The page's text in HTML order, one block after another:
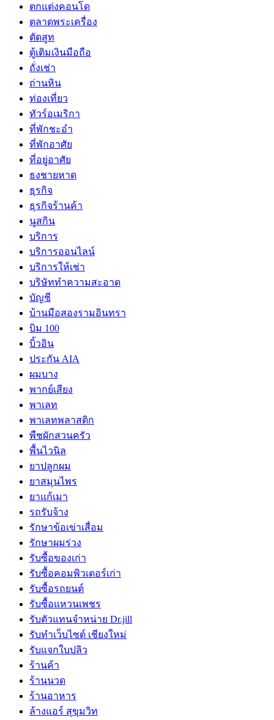
ตกแต่งคอนโด
ตลาดพระเครื่อง
ตัดสูท
ตู้เติมเงินมือถือ
ถั่งเช่า
ถ่านหิน
ท่องเที่ยว
ทัวร์อเมริกา
ที่พักชะอำ
ที่พักอาศัย
ที่อยู่อาศัย
ธงชายหาด
ธุรกิจ
ธุรกิจร้านค้า
นูสกิน
บริการ
บริการออนไลน์
บริการให้เช่า
บริษัททำความสะอาด
บัญชี
บ้านมือสองรามอินทรา
บิม 100
บิ้วอิน
ประกัน AIA
ผมบาง
พากย์เสียง
พาเลท
พาเลทพลาสติก
พืชผักสวนครัว
พื้นไวนิล
ยาปลูกผม
ยาสมุนไพร
ยาแก้เมา
รถรับจ้าง
รักษาข้อเข่าเสื่อม
รักษาผมร่วง
รับซื้อของเก่า
รับซื้อคอมพิวเตอร์เก่า
รับซื้อรถยนต์
รับซื้อแหวนเพชร
รับตัวแทนจำหน่าย Dr.jill
รับทำเว็บไซต์ เชียงใหม่
รับแจกใบปลิว
ร้านค้า
ร้านนวด
ร้านอาหาร
ล้างแอร์ สุขุมวิท